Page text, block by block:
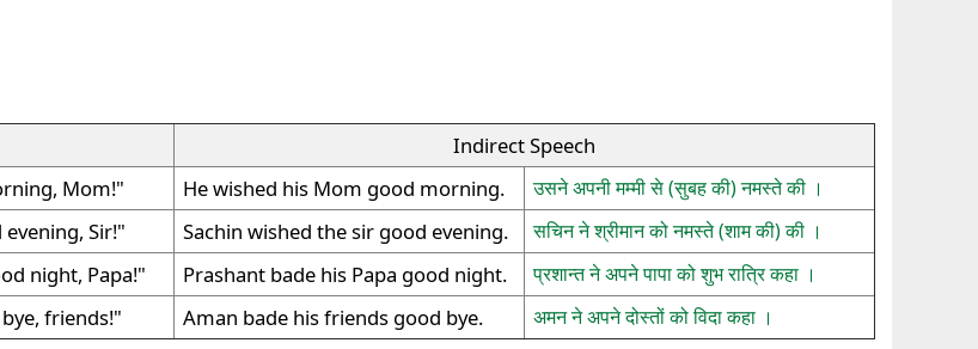
Indirect Speech
Mom!" He wished his Mom good morning.
उसने अपनी मम्मी से (सुबह की) नमस्ते की ।
evening, Sir!" Sachin wished the sir good evening.
सचिन ने श्रीमान को नमस्ते (शाम की) की ।
night, Papa!" Prashant bade his Papa good night.
प्रशान्त ने अपने पापा को शुभ रात्रि कहा ।
friends!" Aman bade his friends good bye. अमन ने अपने दोस्तों को विदा कहा ।